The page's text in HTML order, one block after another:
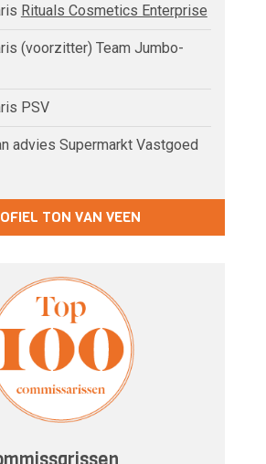
Rituals Cosmetics Enterprise
(voorzitter) Team Jumbo-
PSV
advies Supermarkt Vastgoed
TON VAN VEEN